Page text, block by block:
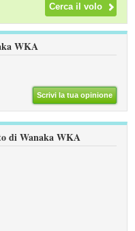
WKA
Scrivi la tua opinione
di Wanaka WKA